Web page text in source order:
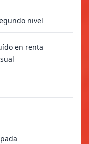
nivel
en renta